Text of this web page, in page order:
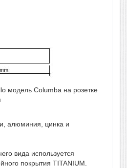
модель Columba на розетке
, алюминия, цинка и
вида используется
покрытия TITANIUM.